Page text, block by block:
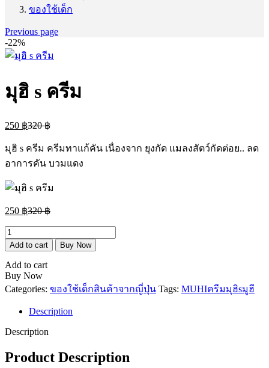
ของใช้เด็ก
Previous page
-22%
มุฮิ s ครีม
250 ฿Current
is:
250 ฿.
320฿Original
was:
มุฮิ s ครีม ครีมทาแก้คัน เนื่องจาก ยุงกัด แมลงสัตว์กัดต่อย.. ลด
อาการคัน บวมแดง
250 ฿Current
250 ฿.
320฿Original
320 ฿.
มุฮิ
quantity
Add to cart Buy Now
Add to cart
Buy Now
Categories: ของใช้เด็กสินค้าจากญี่ปุ่น Tags: MUHIครีมมุฮิsมูฮี
Description
Description
Product Description